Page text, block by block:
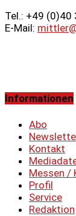
Tel.: +49 (0)40
E-Mail:
Informationen
Abo
Kontakt
Messen /
Profil
Service
Redaktion